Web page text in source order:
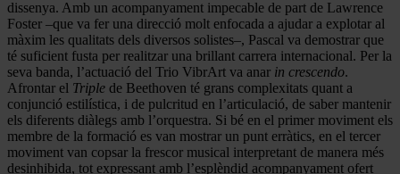
dissenya. Amb un acompanyament impecable de part de Lawrence
Foster –que va fer una direcció molt enfocada a ajudar a explotar al
màxim les qualitats dels diversos solistes–, Pascal va demostrar que
té suficient fusta per realitzar una brillant carrera internacional. Per la
seva banda, l’actuació del Trio VibrArt va anar in crescendo.
Afrontar el Triple de Beethoven té grans complexitats quant a
conjunció estilística, i de pulcritud en l’articulació, de saber mantenir
els diferents diàlegs amb l’orquestra. Si bé en el primer moviment els
membre de la formació es van mostrar un punt erràtics, en el tercer
moviment van copsar la frescor musical interpretant de manera més
desinhibida, tot expressant amb l’esplèndid acompanyament ofert